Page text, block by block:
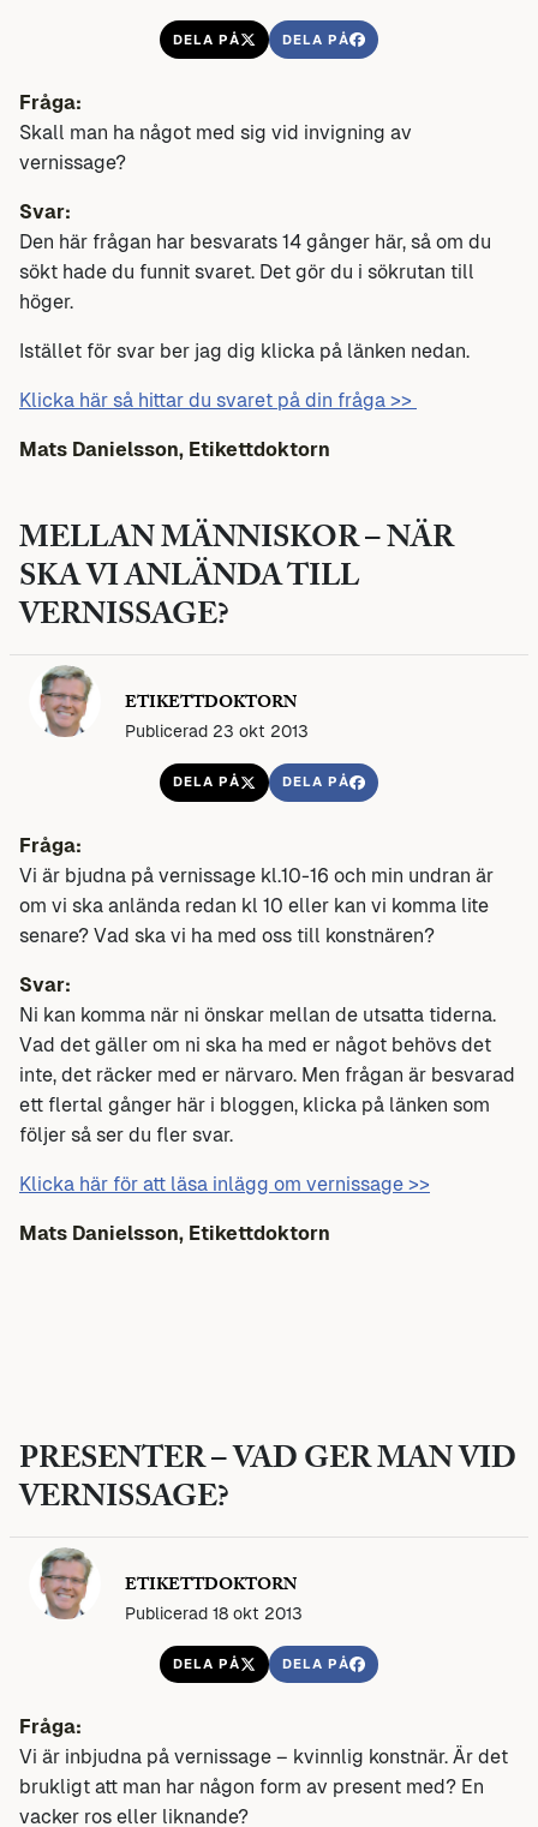
DELA PÅ DELA PÅ
Fråga:
Skall man ha något med sig vid invigning av
vernissage?
Svar:
Den här frågan har besvarats 14 gånger här, så om du
sökt hade du funnit svaret. Det gör du i sökrutan till
höger.
Istället för svar ber jag dig klicka på länken nedan.
Klicka här så hittar du svaret på din fråga >>
Mats Danielsson, Etikettdoktorn
MELLAN MÄNNISKOR – NÄR
SKA VI ANLÄNDA TILL
VERNISSAGE?
ETIKETTDOKTORN
Publicerad 23 okt 2013
DELA PÅ DELA PÅ
Fråga:
Vi är bjudna på vernissage kl.10-16 och min undran är
om vi ska anlända redan kl 10 eller kan vi komma lite
senare? Vad ska vi ha med oss till konstnären?
Svar:
Ni kan komma när ni önskar mellan de utsatta tiderna.
Vad det gäller om ni ska ha med er något behövs det
inte, det räcker med er närvaro. Men frågan är besvarad
ett flertal gånger här i bloggen, klicka på länken som
följer så ser du fler svar.
Klicka här för att läsa inlägg om vernissage >>
Mats Danielsson, Etikettdoktorn
PRESENTER – VAD GER MAN VID
VERNISSAGE?
ETIKETTDOKTORN
Publicerad 18 okt 2013
DELA PÅ DELA PÅ
Fråga:
Vi är inbjudna på vernissage – kvinnlig konstnär. Är det
brukligt att man har någon form av present med? En
vacker ros eller liknande?